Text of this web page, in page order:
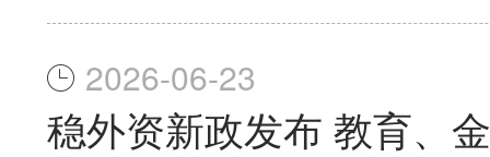
2026-06-23
稳外资新政发布 教育、